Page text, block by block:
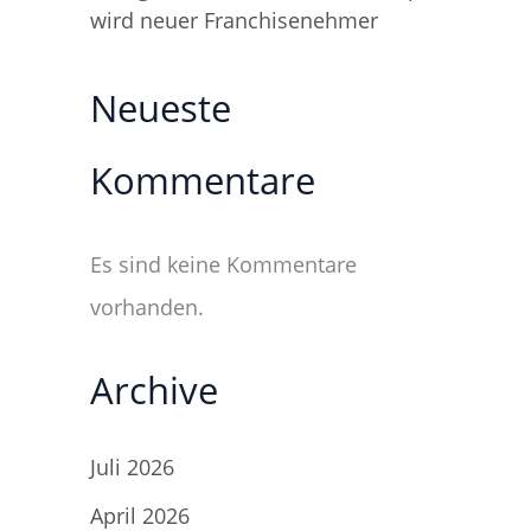
wird neuer Franchisenehmer
Neueste
Kommentare
Es sind keine Kommentare
vorhanden.
Archive
Juli 2026
April 2026